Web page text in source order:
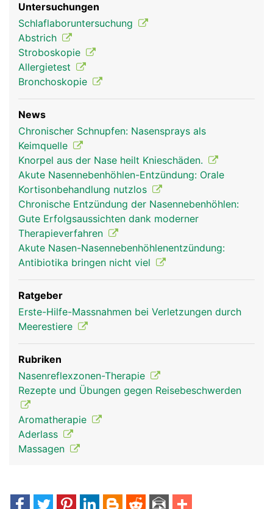
Nase Mann
Untersuchungen
Schlaflaboruntersuchung
Abstrich
Stroboskopie
Allergietest
Bronchoskopie
News
Chronischer Schnupfen: Nasensprays als
Keimquelle
Knorpel aus der Nase heilt Knieschäden.
Akute Nasennebenhöhlen-Entzündung: Orale
Kortisonbehandlung nutzlos
Chronische Entzündung der Nasennebenhöhlen:
Gute Erfolgsaussichten dank moderner
Therapieverfahren
Akute Nasen-Nasennebenhöhlenentzündung:
Antibiotika bringen nicht viel
Ratgeber
Erste-Hilfe-Massnahmen bei Verletzungen durch
Meerestiere
Rubriken
Nasenreflexzonen-Therapie
Rezepte und Übungen gegen Reisebeschwerden
Aromatherapie
Aderlass
Massagen